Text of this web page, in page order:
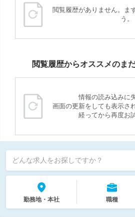
閲覧履歴がありません。ま
う。
閲覧履歴からオススメのま
情報の読み込みに
画面の更新をしても表示さ
経ってから再度お
どんな求人をお探しですか？
勤務地・本社 職種